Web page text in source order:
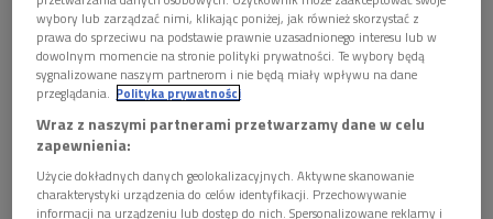
Marta Szarejkoto dziennikarka i reportażystka. Jej najnowsza
książka zatytułowana jest"Masz to po mnie. Jakie
przekonania dostałyśmy od naszych matek i babek?".
POSŁUCHAJ
Rozmowa z Martą Szarejko, autorką książki "Masz to po
mnie. Jakie przekonania dostałyśmy od naszych matek i
wybory lub zarządzać nimi, klikając poniżej, jak również skorzystać z
prawa do sprzeciwu na podstawie prawnie uzasadnionego interesu lub w
dowolnym momencie na stronie polityki prywatności. Te wybory będą
sygnalizowane naszym partnerom i nie będą miały wpływu na dane
przeglądania. Polityka prywatności
Wraz z naszymi partnerami przetwarzamy dane w celu
zapewnienia:
Użycie dokładnych danych geolokalizacyjnych. Aktywne skanowanie
charakterystyki urządzenia do celów identyfikacji. Przechowywanie
informacji na urządzeniu lub dostęp do nich. Spersonalizowane reklamy i